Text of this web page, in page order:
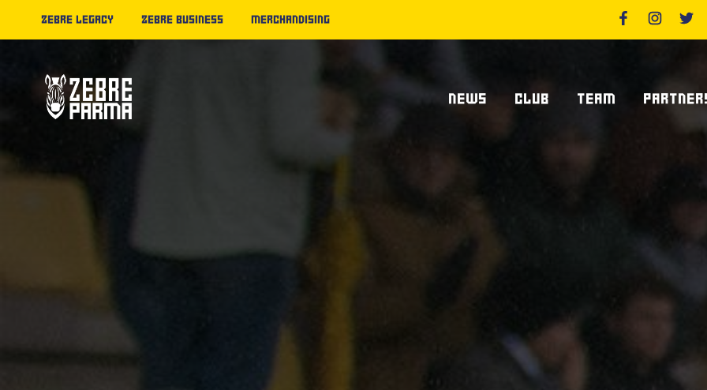
ZEBRE LEGACY ZEBRE BUSINESS MERCHANDISING
NEWS CLUB TEAM
Supplier